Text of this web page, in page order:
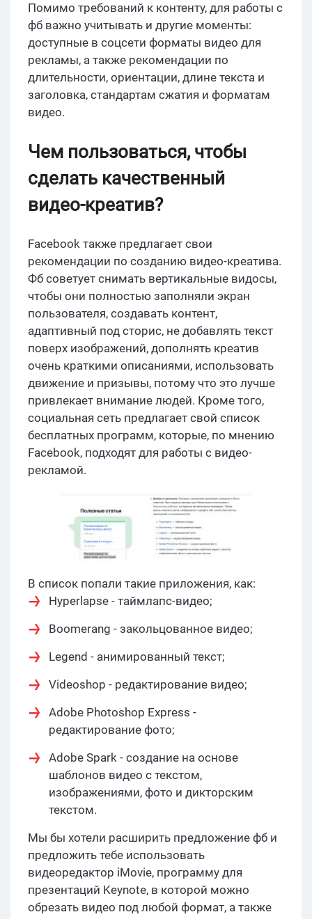
Помимо требований к контенту, для работы с
фб важно учитывать и другие моменты:
доступные в соцсети форматы видео для
рекламы, а также рекомендации по
длительности, ориентации, длине текста и
заголовка, стандартам сжатия и форматам
видео.
Чем пользоваться, чтобы
сделать качественный
видео-креатив?
Facebook также предлагает свои
рекомендации по созданию видео-креатива.
Фб советует снимать вертикальные видосы,
чтобы они полностью заполняли экран
пользователя, создавать контент,
адаптивный под сторис, не добавлять текст
поверх изображений, дополнять креатив
очень краткими описаниями, использовать
движение и призывы, потому что это лучше
привлекает внимание людей. Кроме того,
социальная сеть предлагает свой список
бесплатных программ, которые, по мнению
Facebook, подходят для работы с видео-
рекламой.
В список попали такие приложения, как:
Hyperlapse - таймлапс-видео;
Boomerang - закольцованное видео;
Legend - анимированный текст;
Videoshop - редактирование видео;
Adobe Photoshop Express -
редактирование фото;
Adobe Spark - создание на основе
шаблонов видео с текстом,
изображениями, фото и дикторским
текстом.
Мы бы хотели расширить предложение фб и
предложить тебе использовать
видеоредактор iMovie, программу для
презентаций Keynote, в которой можно
обрезать видео под любой формат, а также